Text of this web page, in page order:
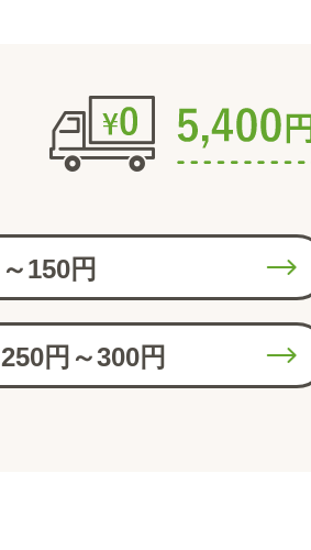
～150円
250円～300円